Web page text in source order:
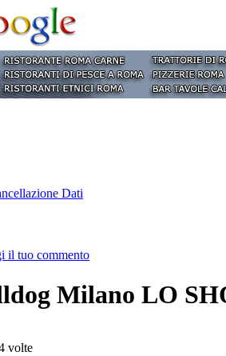
Dati
il tuo commento
Milano LO
volte